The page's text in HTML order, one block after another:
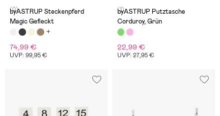
(0)
byASTRUP Steckenpferd
Magic Gefleckt
74,99 €
UVP: 99,95 €
(1)
byASTRUP Putztasche
Corduroy, Grün
22,99 €
UVP: 27,95 €